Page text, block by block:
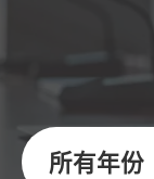
所有年份